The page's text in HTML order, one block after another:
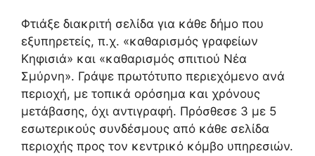
Φτιάξε διακριτή σελίδα για κάθε δήμο που
εξυπηρετείς, π.χ. «καθαρισμός γραφείων
Κηφισιά» και «καθαρισμός σπιτιού Νέα
Σμύρνη». Γράψε πρωτότυπο περιεχόμενο ανά
περιοχή, με τοπικά ορόσημα και χρόνους
μετάβασης, όχι αντιγραφή. Πρόσθεσε 3 με 5
εσωτερικούς συνδέσμους από κάθε σελίδα
περιοχής προς τον κεντρικό κόμβο υπηρεσιών.